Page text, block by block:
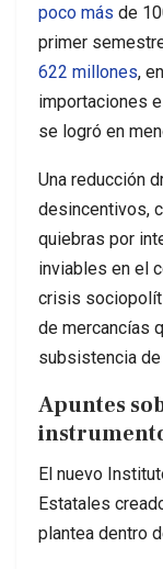
poco más de
primer
622 millones,
importaciones
se logró en
Una reducción
desincentivos,
quiebras por
inviables en el
crisis
de mercancías
subsistencia
Apuntes
El nuevo
Estatales
plantea dentro